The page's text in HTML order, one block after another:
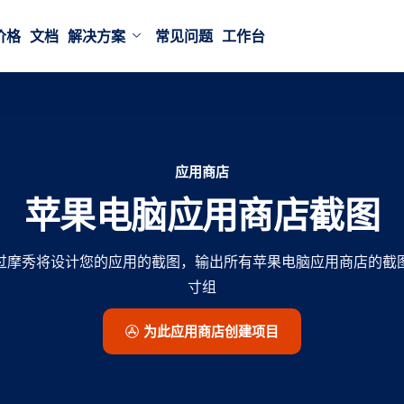
格 文档 解决方案 常见问题 工作台
应用商店
苹果电脑应用商店截图
摩秀将设计您的应用的截图，输出所有苹果电脑应用商店的截
寸组
为此应用商店创建项目